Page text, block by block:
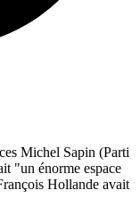
Michel Sapin (Parti
"un énorme espace
Hollande avait